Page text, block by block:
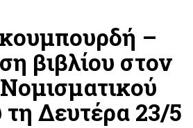
–
βιβλίου στον
Δευτέρα 23/5